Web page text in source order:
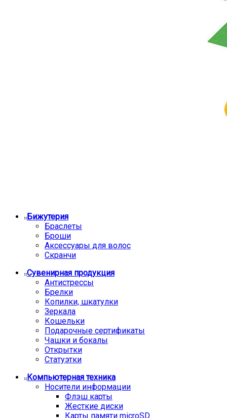
Бижутерия
Браслеты
Броши
Аксессуары для волос
Скранчи
Сувенирная продукция
Антистрессы
Брелки
Копилки, шкатулки
Зеркала
Кошельки
Подарочные сертификаты
Чашки и бокалы
Открытки
Статуэтки
Компьютерная техника
Носители информации
Флэш карты
Жесткие диски
Карты памяти microSD